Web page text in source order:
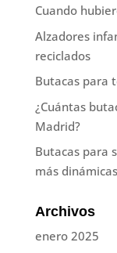
Cuando
Alzadores
reciclados
Butacas para
¿Cuántas
Madrid?
Butacas para
más
Archivos
enero 2025